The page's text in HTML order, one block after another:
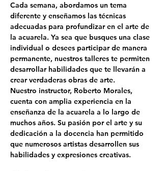
Cada semana, abordamos un tema
diferente y enseñamos las técnicas
adecuadas para profundizar en el arte de
la acuarela. Ya sea que busques una clase
individual o desees participar de manera
permanente, nuestros talleres te permiten
desarrollar habilidades que te llevarán a
crear verdaderas obras de arte.
Nuestro instructor, Roberto Morales,
cuenta con amplia experiencia en la
enseñanza de la acuarela a lo largo de
muchos años. Su pasión por el arte y su
dedicación a la docencia han permitido
que numerosos artistas desarrollen sus
habilidades y expresiones creativas.